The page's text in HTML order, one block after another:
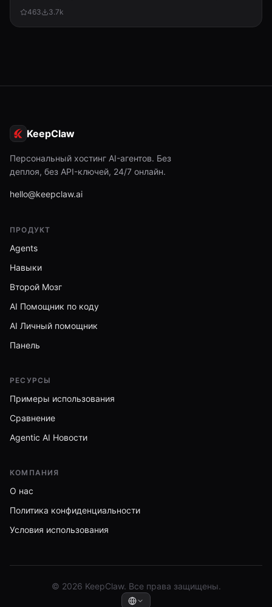
463
3.7k
KeepClaw
Персональный хостинг AI-агентов. Без
деплоя, без API-ключей, 24/7 онлайн.
hello@keepclaw.ai
ПРОДУКТ
Agents
Навыки
Второй Мозг
AI Помощник по коду
AI Личный помощник
Панель
РЕСУРСЫ
Примеры использования
Сравнение
Agentic AI Новости
КОМПАНИЯ
О нас
Политика конфиденциальности
Условия использования
© 2026 KeepClaw. Все права защищены.